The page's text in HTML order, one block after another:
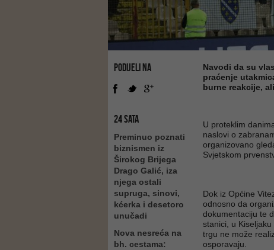
PODIJELI NA
24 SATA
Preminuo poznati
biznismen iz
Širokog Brijega
Drago Galić, iza
njega ostali
supruga, sinovi,
kćerka i desetoro
unučadi
Nova nesreća na
bh. cestama:
Navodi da su
praćenje
burne reakcije,
U proteklim
naslovi o
organizovano
Svjetskom
Dok iz Općine
odnosno da
dokumentaciju te
stanici, u
trgu ne može
osporavaju.